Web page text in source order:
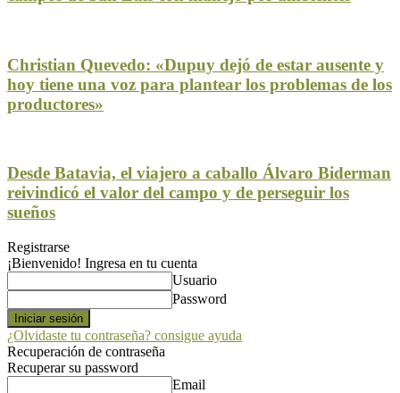
Christian Quevedo: «Dupuy dejó de estar ausente y
hoy tiene una voz para plantear los problemas de los
productores»
Desde Batavia, el viajero a caballo Álvaro Biderman
reivindicó el valor del campo y de perseguir los
sueños
Registrarse
¡Bienvenido! Ingresa en tu cuenta
Usuario
Password
¿Olvidaste tu contraseña? consigue ayuda
Recuperación de contraseña
Recuperar su password
Email